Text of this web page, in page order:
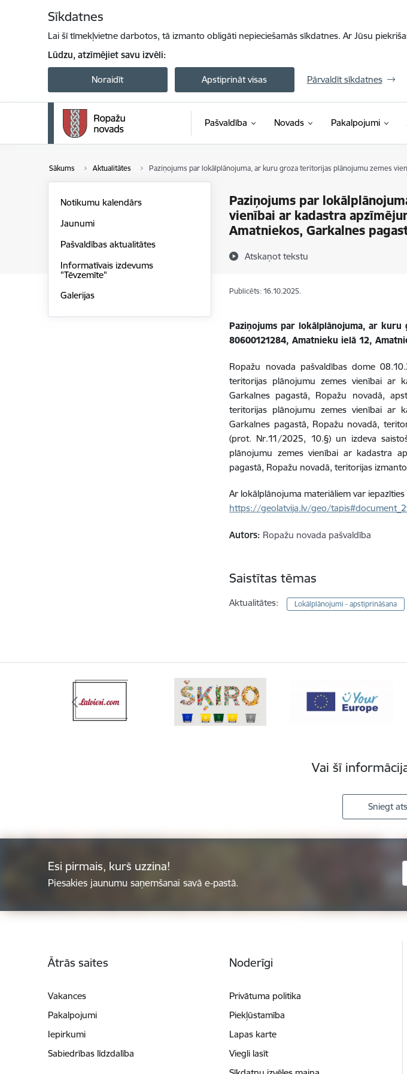
Sīkdatnes
Lai šī tīmekļvietne darbotos, tā izmanto obligāti nepieciešamās sīkdatnes. Ar Jūsu
Lūdzu, atzīmējiet savu izvēli:
Noraidīt Apstiprināt visas Pārvaldīt sīkdatnes
Pašvaldība Novads Pakalpojumi
Sākums Aktualitātes Paziņojums par lokālplānojuma, ar kuru groza teritorijas plānojumu zemes
Paziņojums par
vienībai ar kadastra
Amatniekos, Garkalnes
Atskaņot tekstu
Notikumu kalendārs
Jaunumi
Pašvaldības aktualitātes
Informatīvais izdevums
"Tēvzemīte"
Galerijas
Publicēts: 16.10.2025.
Paziņojums par lokālplānojuma, ar
80600121284, Amatnieku ielā 12,
Ropažu novada pašvaldības dome
teritorijas plānojumu zemes vienībai ar
Garkalnes pagastā, Ropažu novadā,
teritorijas plānojumu zemes vienībai ar
Garkalnes pagastā, Ropažu novadā,
(prot. Nr.11/2025, 10.§)un izdeva
plānojumu zemes vienībai ar kadastra
pagastā, Ropažu novadā, teritorijas
Ar lokālplānojuma materiāliem var
https://geolatvija.lv/geo/
Autors: Ropažu novada pašvaldība
Saistītas tēmas
Aktualitātes: Lokālplānojumi - apstiprināšana
Vai šī
Sniegt
Esi pirmais, kurš uzzina!
Piesakies jaunumu saņemšanai savā e-pastā.
Ātrās saites
Vakances
Pakalpojumi
Iepirkumi
Sabiedrības līdzdalība
Noderīgi
Privātuma politika
Piekļūstamība
Lapas karte
Viegli lasīt